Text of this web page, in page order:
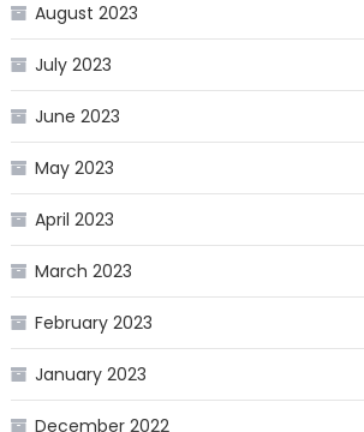
August 2023
July 2023
June 2023
May 2023
April 2023
March 2023
February 2023
January 2023
December 2022